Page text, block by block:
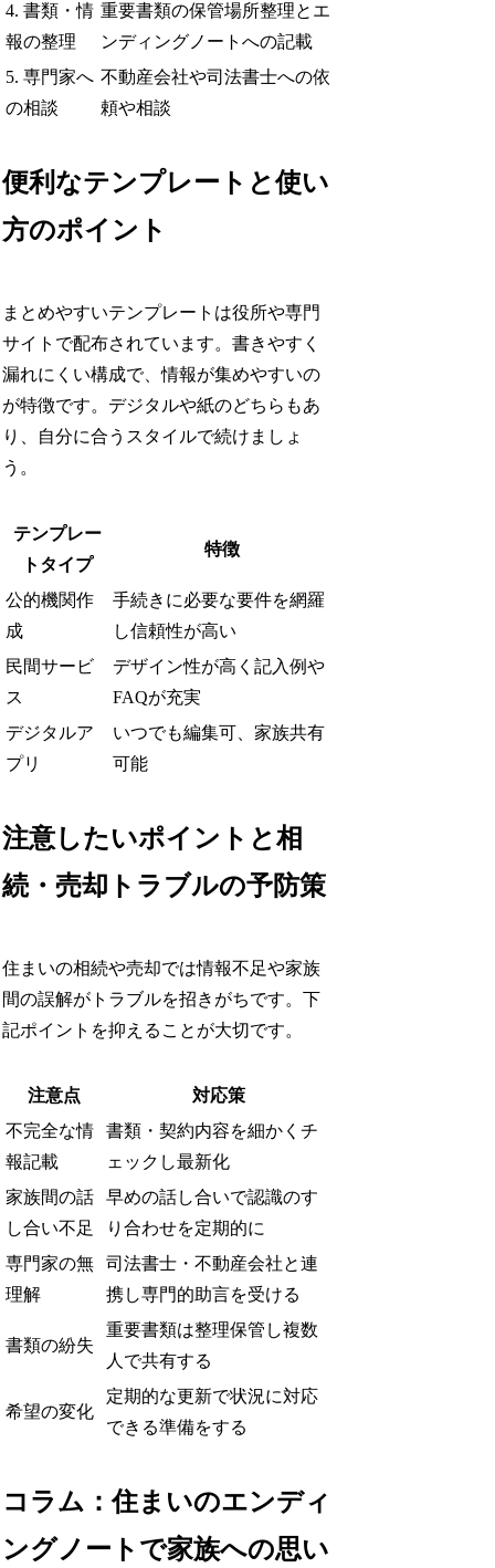
4. 書類・情
報の整理
重要書類の保管場所整理とエ
ンディングノートへの記載
5. 専門家へ
の相談
不動産会社や司法書士への依
頼や相談
便利なテンプレートと使い
方のポイント
まとめやすいテンプレートは役所や専門
サイトで配布されています。書きやすく
漏れにくい構成で、情報が集めやすいの
が特徴です。デジタルや紙のどちらもあ
り、自分に合うスタイルで続けましょ
う。
テンプレー
トタイプ
特徴
公的機関作
成
手続きに必要な要件を網羅
し信頼性が高い
民間サービ
ス
デザイン性が高く記入例や
FAQが充実
デジタルア
プリ
いつでも編集可、家族共有
可能
注意したいポイントと相
続・売却トラブルの予防策
住まいの相続や売却では情報不足や家族
間の誤解がトラブルを招きがちです。下
記ポイントを抑えることが大切です。
注意点
対応策
不完全な情
報記載
書類・契約内容を細かくチ
ェックし最新化
家族間の話
し合い不足
早めの話し合いで認識のす
り合わせを定期的に
専門家の無
理解
司法書士・不動産会社と連
携し専門的助言を受ける
書類の紛失
重要書類は整理保管し複数
人で共有する
希望の変化
定期的な更新で状況に対応
できる準備をする
コラム：住まいのエンディ
ングノートで家族への思い